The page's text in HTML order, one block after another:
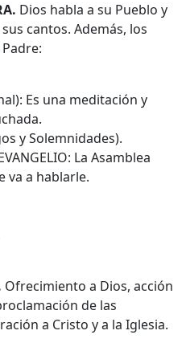
Dios habla a su Pueblo y
cantos. Además, los
Es una meditación y
y Solemnidades).
La Asamblea
va a hablarle.
Ofrecimiento a Dios, acción
de las
a Cristo y a la Iglesia.